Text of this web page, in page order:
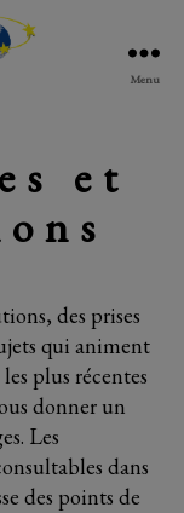
Menu
et
des prises
qui animent
plus récentes
donner un
Les
dans
des points de